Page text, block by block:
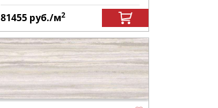
81455 руб./м2